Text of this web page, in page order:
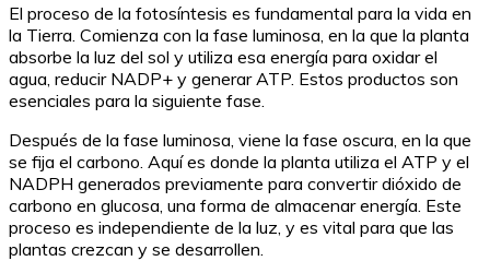
El proceso de la fotosíntesis es fundamental para la vida en
la Tierra. Comienza con la fase luminosa, en la que la planta
absorbe la luz del sol y utiliza esa energía para oxidar el
agua, reducir NADP+ y generar ATP. Estos productos son
esenciales para la siguiente fase.
Después de la fase luminosa, viene la fase oscura, en la que
se fija el carbono. Aquí es donde la planta utiliza el ATP y el
NADPH generados previamente para convertir dióxido de
carbono en glucosa, una forma de almacenar energía. Este
proceso es independiente de la luz, y es vital para que las
plantas crezcan y se desarrollen.